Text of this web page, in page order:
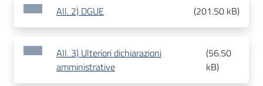
All. 2) DGUE (201.50 kB)
All. 3) Ulteriori dichiarazioni
amministrative
(56.50
kB)